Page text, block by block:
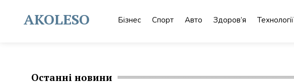
contentAKOLESO Бізнес Спорт Авто Здоров’я Технології
Останні новини